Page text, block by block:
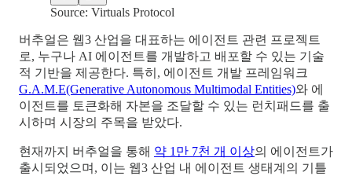
Source: Virtuals Protocol
버추얼은 웹3 산업을 대표하는 에이전트 관련 프로젝트
로, 누구나 AI 에이전트를 개발하고 배포할 수 있는 기술
적 기반을 제공한다. 특히, 에이전트 개발 프레임워크
G.A.M.E(Generative Autonomous Multimodal Entities)와 에
이전트를 토큰화해 자본을 조달할 수 있는 런치패드를 출
시하며 시장의 주목을 받았다.
현재까지 버추얼을 통해 약 1만 7천 개 이상의 에이전트가
출시되었으며, 이는 웹3 산업 내 에이전트 생태계의 기틀